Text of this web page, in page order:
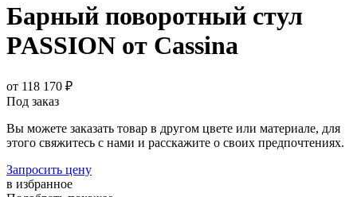
Барный поворотный стул
PASSION от Cassina
от 118 170 ₽
Под заказ
Вы можете заказать товар в другом цвете или материале, для
этого свяжитесь с нами и расскажите о своих предпочтениях.
Запросить цену
в избранное